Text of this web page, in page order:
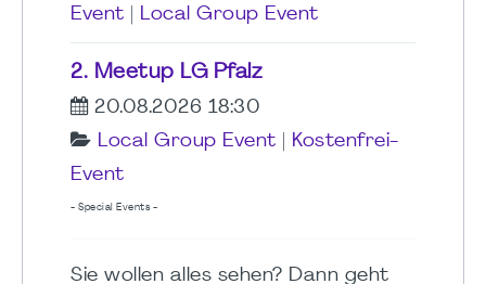
Event
Local Group Event
2. Meetup LG Pfalz
20.08.2026 18:30
Local Group Event
Kostenfrei-
Event
- Special Events -
Sie wollen alles sehen? Dann geht